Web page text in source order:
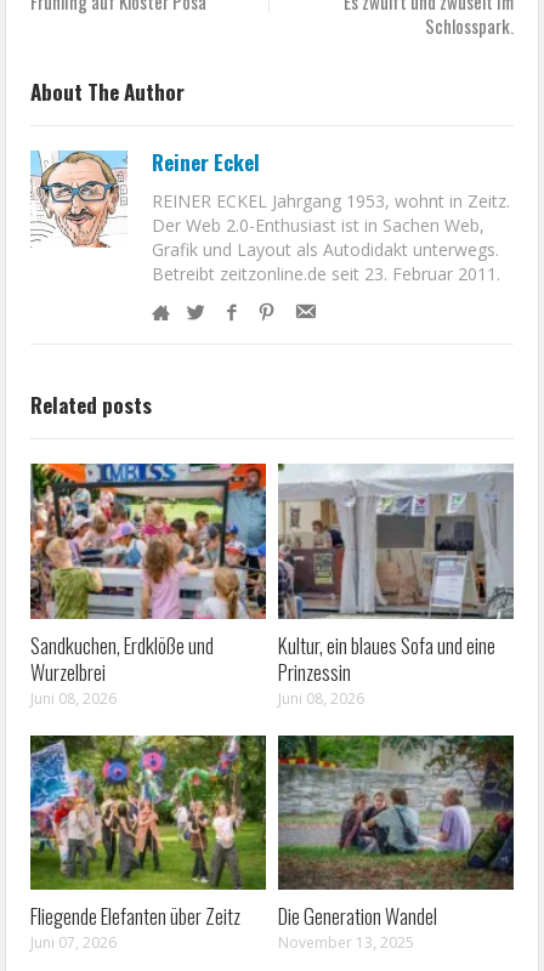
Schlosspark.
About The Author
Reiner Eckel
REINER ECKEL Jahrgang 1953, wohnt in Zeitz.
Der Web 2.0-Enthusiast ist in Sachen Web,
Grafik und Layout als Autodidakt unterwegs.
Betreibt zeitzonline.de seit 23. Februar 2011.
Related posts
Sandkuchen, Erdklöße und
Wurzelbrei
Juni 08, 2026
Kultur, ein blaues Sofa und eine
Prinzessin
Juni 08, 2026
Fliegende Elefanten über Zeitz
Juni 07, 2026
Die Generation Wandel
November 13, 2025